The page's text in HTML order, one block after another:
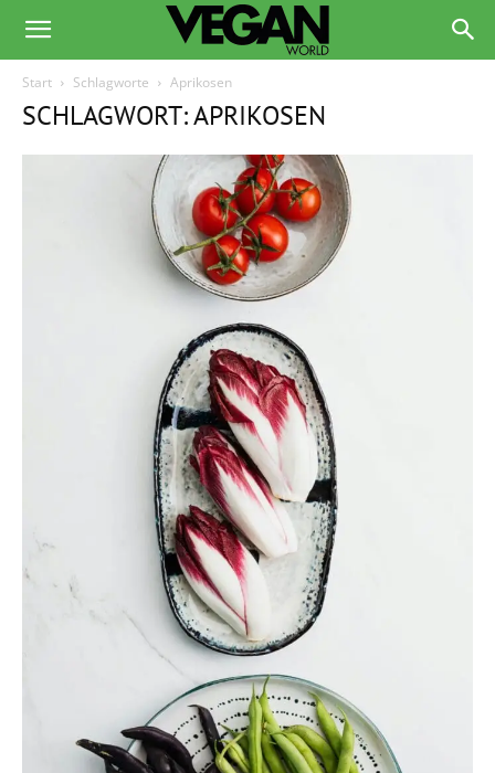
Start Schlagworte Aprikosen
SCHLAGWORT: APRIKOSEN